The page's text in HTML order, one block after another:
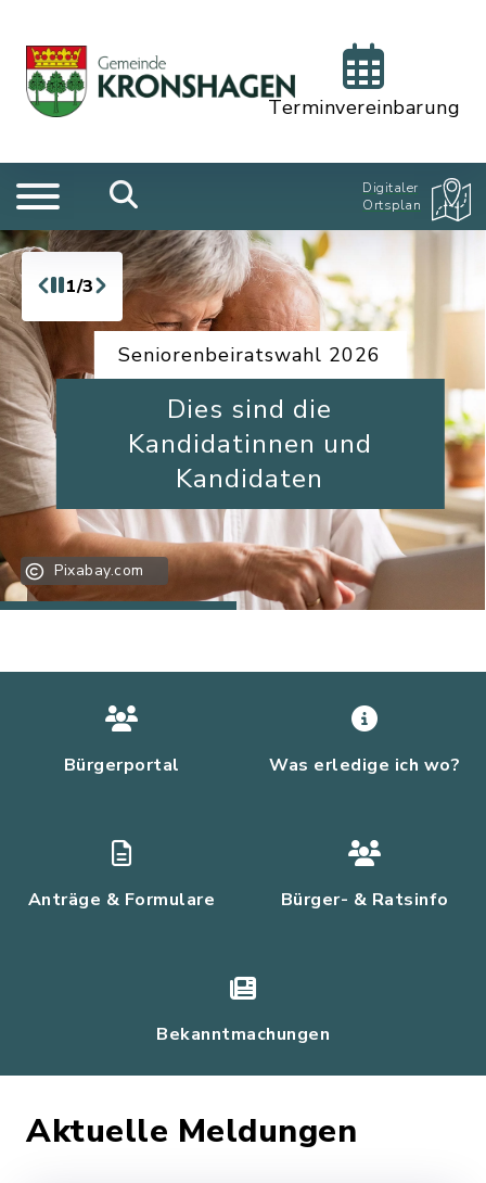
Terminvereinbarung
Digitaler
Ortsplan
Seniorenbeiratswahl 2026
Dies sind die
Kandidatinnen und
Kandidaten
Pixabay.com
Bürgerportal Was erledige ich wo?
Anträge & Formulare Bürger- & Ratsinfo
Bekanntmachungen
1/3
Aktuelle Meldungen